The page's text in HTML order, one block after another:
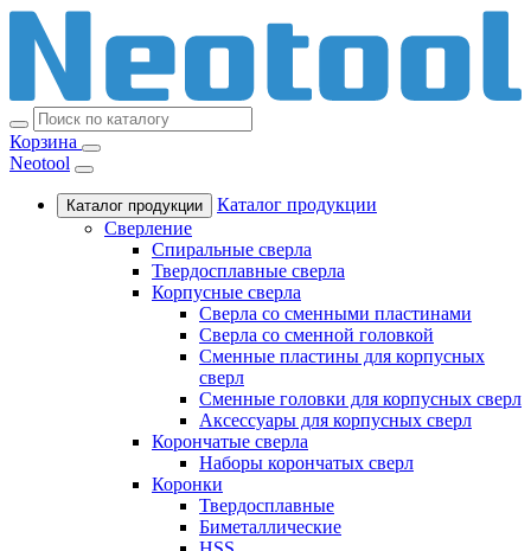
Корзина
Neotool
Каталог продукции
Каталог продукции
Сверление
Спиральные сверла
Твердосплавные сверла
Корпусные сверла
Сверла со сменными пластинами
Сверла со сменной головкой
Сменные пластины для корпусных
сверл
Сменные головки для корпусных сверл
Аксессуары для корпусных сверл
Корончатые сверла
Наборы корончатых сверл
Коронки
Твердосплавные
Биметаллические